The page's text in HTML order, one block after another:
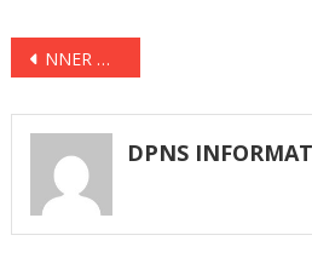
Post
navigation
NNER လုပ်ငန်းအဖွဲ့အစည်းအဝေးသို့ တက်ရောက်
DPNS